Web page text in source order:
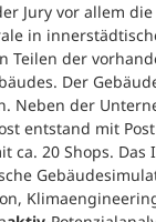
Jury vor allem
in
Teilen der
Der
Neben der
entstand mit
ca. 20 Shops. Das